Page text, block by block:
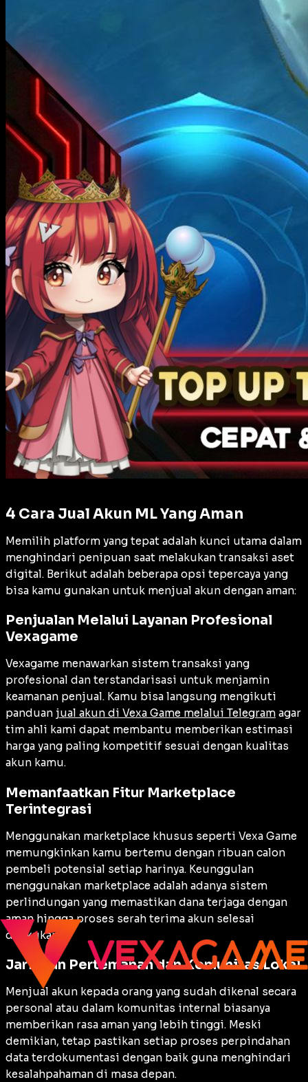
4 Cara Jual Akun ML Yang Aman
Memilih platform yang tepat adalah kunci utama dalam
menghindari penipuan saat melakukan transaksi aset
digital. Berikut adalah beberapa opsi tepercaya yang
bisa kamu gunakan untuk menjual akun dengan aman:
Penjualan Melalui Layanan Profesional
Vexagame
Vexagame menawarkan sistem transaksi yang
profesional dan terstandarisasi untuk menjamin
keamanan penjual. Kamu bisa langsung mengikuti
panduan jual akun di Vexa Game melalui Telegram agar
tim ahli kami dapat membantu memberikan estimasi
harga yang paling kompetitif sesuai dengan kualitas
akun kamu.
Memanfaatkan Fitur Marketplace
Terintegrasi
Menggunakan marketplace khusus seperti Vexa Game
memungkinkan kamu bertemu dengan ribuan calon
pembeli potensial setiap harinya. Keunggulan
menggunakan marketplace adalah adanya sistem
perlindungan yang memastikan dana terjaga dengan
aman hingga proses serah terima akun selesai
dilakukan.
Jaringan Pertemanan dan Komunitas Lokal
Menjual akun kepada orang yang sudah dikenal secara
personal atau dalam komunitas internal biasanya
memberikan rasa aman yang lebih tinggi. Meski
demikian, tetap pastikan setiap proses perpindahan
data terdokumentasi dengan baik guna menghindari
kesalahpahaman di masa depan.